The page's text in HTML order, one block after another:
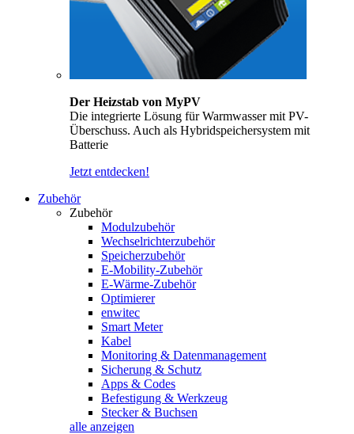
Der Heizstab von MyPV
Die integrierte Lösung für Warmwasser mit PV-
Überschuss. Auch als Hybridspeichersystem mit
Batterie
Jetzt entdecken!
Zubehör
Zubehör
Modulzubehör
Wechselrichterzubehör
Speicherzubehör
E-Mobility-Zubehör
E-Wärme-Zubehör
Optimierer
enwitec
Smart Meter
Kabel
Monitoring & Datenmanagement
Sicherung & Schutz
Apps & Codes
Befestigung & Werkzeug
Stecker & Buchsen
alle anzeigen